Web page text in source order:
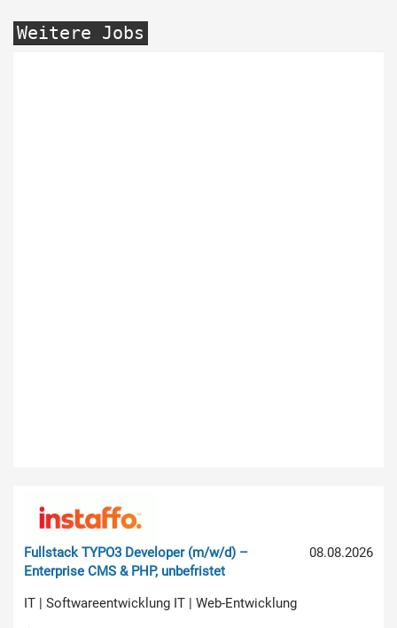
Weitere Jobs
08.08.2026
Fullstack TYPO3 Developer (m/w/d) –
Enterprise CMS & PHP, unbefristet
IT | Softwareentwicklung IT | Web-Entwicklung